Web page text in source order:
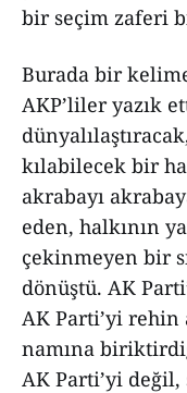
bir seçim zaferi
Burada bir
AKP’liler yazık
kılabilecek bir
akrabayı
eden, halkının
çekinmeyen bir
dönüştü. AK
AK Parti’yi
namına
AK Parti’yi